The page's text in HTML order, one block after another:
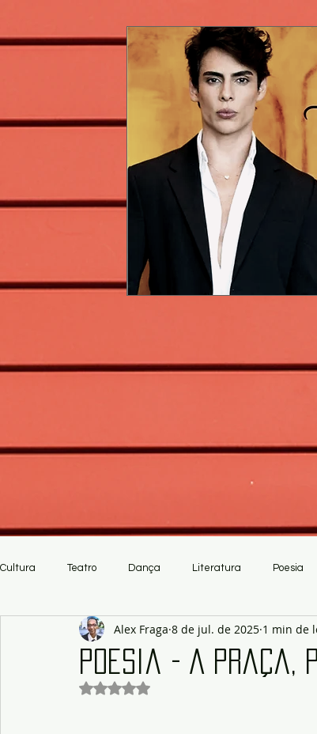
Cultura Teatro Dança Literatura Poesia
Artesanato
Poesia - A Praça,
Alex Fraga 8 de jul. de 2025 1 min de
Avaliado com NaN de 5 estrelas.